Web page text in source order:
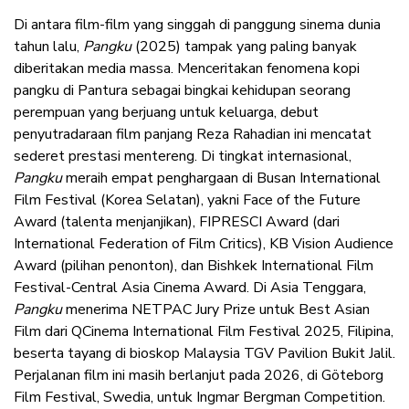
Di antara film-film yang singgah di panggung sinema dunia
tahun lalu, Pangku(2025) tampak yang paling banyak
diberitakan media massa. Menceritakan fenomena kopi
pangku di Pantura sebagai bingkai kehidupan seorang
perempuan yang berjuang untuk keluarga, debut
penyutradaraan film panjang Reza Rahadian ini mencatat
sederet prestasi mentereng. Di tingkat internasional,
Pangkumeraih empat penghargaan di Busan International
Film Festival (Korea Selatan), yakni Face of the Future
Award (talenta menjanjikan), FIPRESCI Award (dari
International Federation of Film Critics), KB Vision Audience
Award (pilihan penonton), dan Bishkek International Film
Festival-Central Asia Cinema Award. Di Asia Tenggara,
Pangkumenerima NETPAC Jury Prize untuk Best Asian
Film dari QCinema International Film Festival 2025, Filipina,
beserta tayang di bioskop Malaysia TGV Pavilion Bukit Jalil.
Perjalanan film ini masih berlanjut pada 2026, di Göteborg
Film Festival, Swedia, untuk Ingmar Bergman Competition.